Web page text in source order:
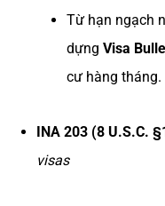
Từ hạn ngạch
dựng Visa
cư hàng tháng.
INA 203 (8 U.S.C.
visas